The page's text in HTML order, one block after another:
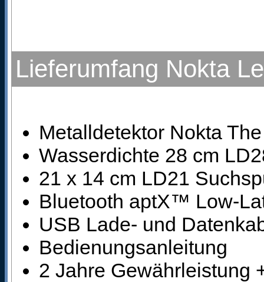
Lieferumfang Nokta
Metalldetektor Nokta
Wasserdichte 28 cm
21 x 14 cm LD21
Bluetooth aptX™ Low-
USB Lade- und
Bedienungsanleitung
2 Jahre Gewährleistung